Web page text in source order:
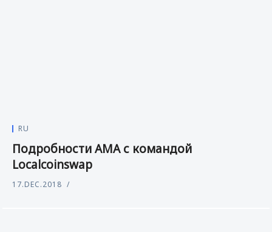
RU
Подробности АМА с командой
Localcoinswap
17.DEC.2018